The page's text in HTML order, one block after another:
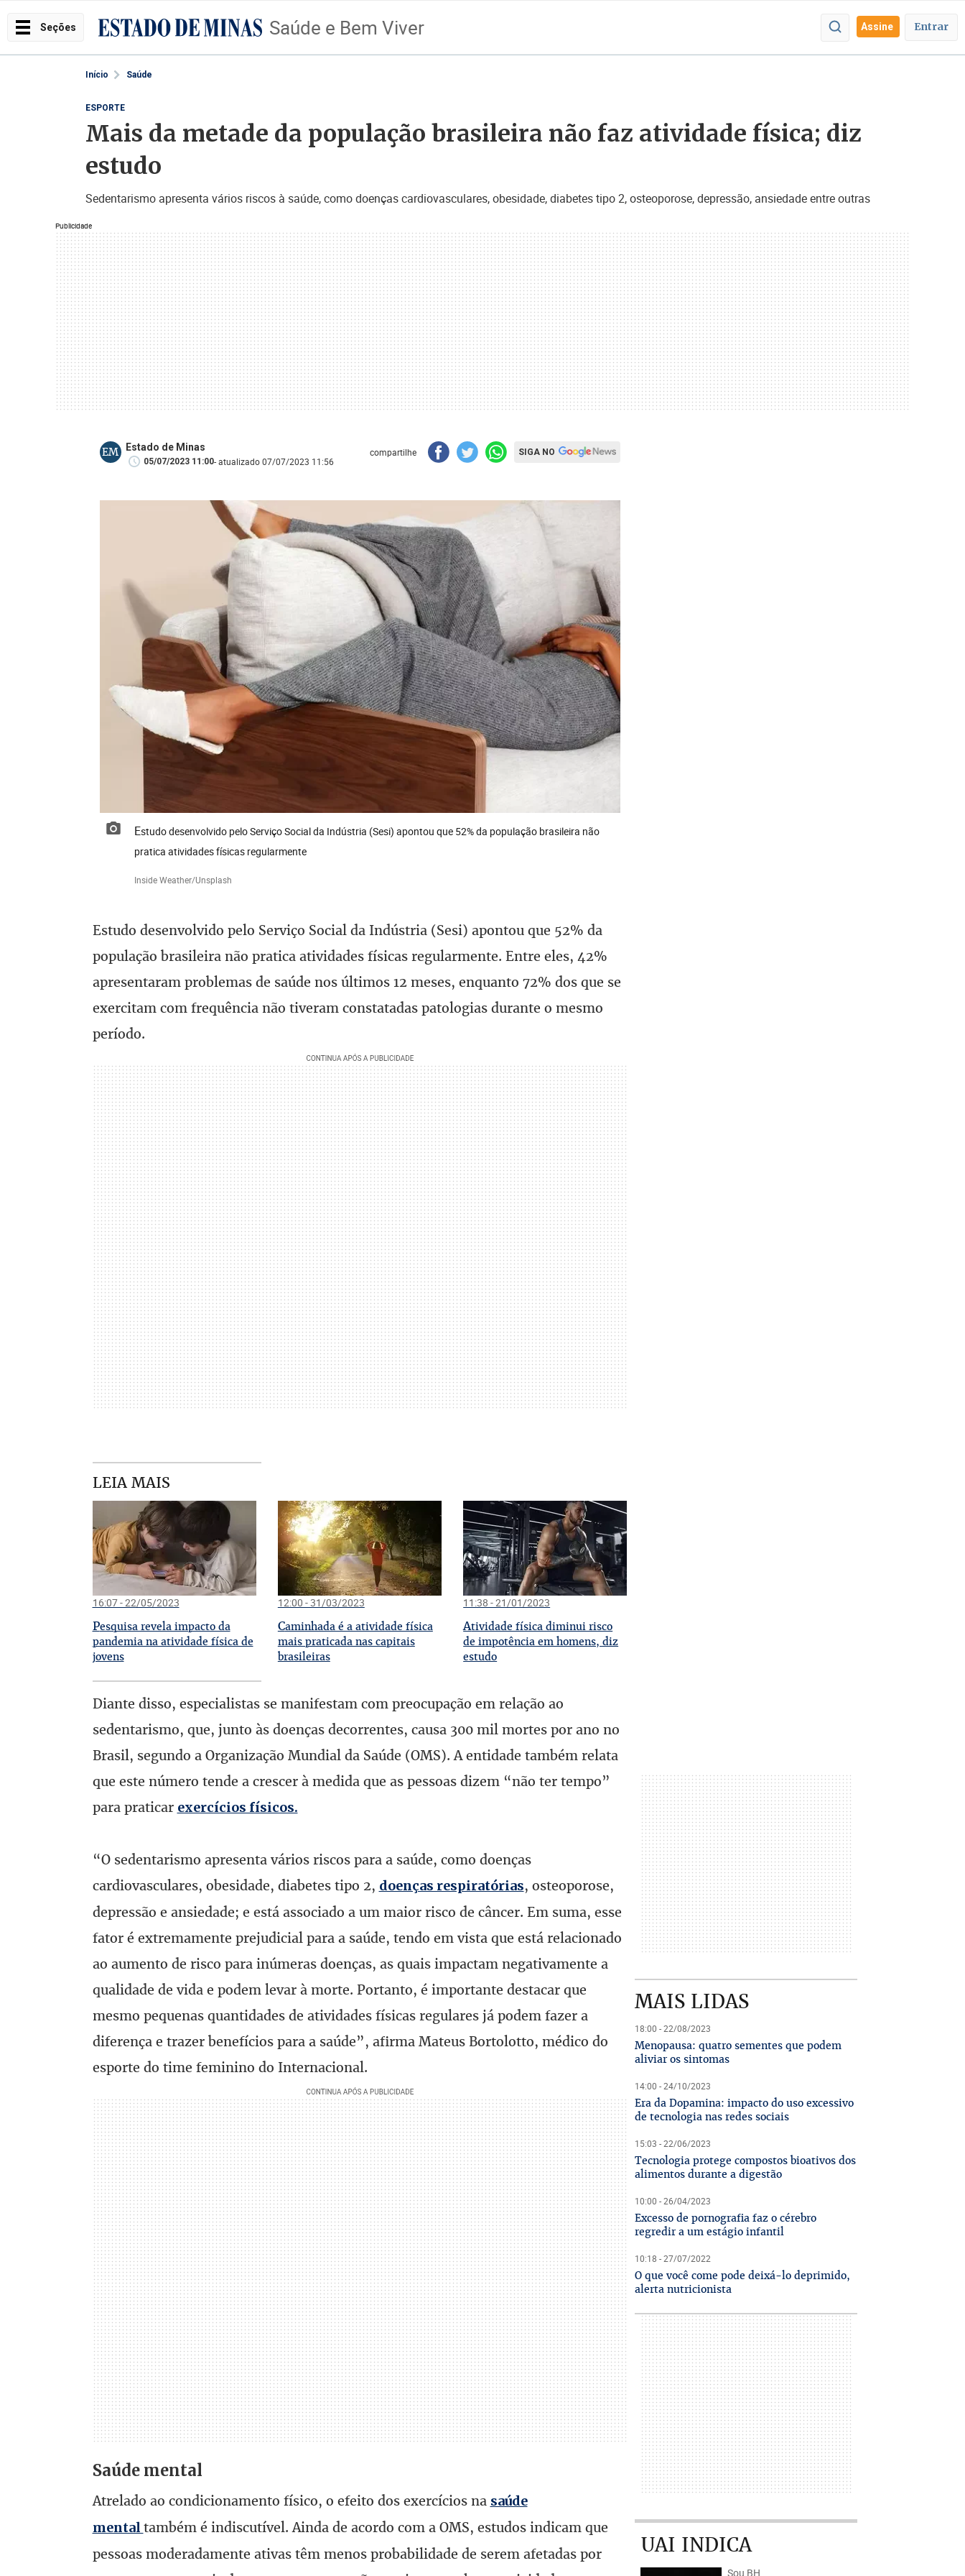
Seções Saúde e Bem Viver Assine Entrar
Início Saúde
Publicidade
ESPORTE
Mais da metade da população brasileira não faz atividade física; diz
estudo
Sedentarismo apresenta vários riscos à saúde, como doenças cardiovasculares, obesidade, diabetes tipo 2, osteoporose, depressão, ansiedade entre outras
EM Estado de Minas
05/07/2023 11:00- atualizado 07/07/2023 11:56
compartilhe SIGA NO
Estudo desenvolvido pelo Serviço Social da Indústria (Sesi) apontou que 52% da população brasileira não
pratica atividades físicas regularmente
Inside Weather/Unsplash
Estudo desenvolvido pelo Serviço Social da Indústria (Sesi) apontou que 52% da
população brasileira não pratica atividades físicas regularmente. Entre eles, 42%
apresentaram problemas de saúde nos últimos 12 meses, enquanto 72% dos que se
exercitam com frequência não tiveram constatadas patologias durante o mesmo
período.
LEIA MAIS
16:07 - 22/05/2023
Pesquisa revela impacto da
pandemia na atividade física de
jovens
12:00 - 31/03/2023
Caminhada é a atividade física
mais praticada nas capitais
brasileiras
11:38 - 21/01/2023
Atividade física diminui risco
de impotência em homens, diz
estudo
Diante disso, especialistas se manifestam com preocupação em relação ao
sedentarismo, que, junto às doenças decorrentes, causa 300 mil mortes por ano no
Brasil, segundo a Organização Mundial da Saúde (OMS). A entidade também relata
que este número tende a crescer à medida que as pessoas dizem “não ter tempo”
para praticar exercícios físicos.
“O sedentarismo apresenta vários riscos para a saúde, como doenças
cardiovasculares, obesidade, diabetes tipo 2, doenças respiratórias, osteoporose,
depressão e ansiedade; e está associado a um maior risco de câncer. Em suma, esse
fator é extremamente prejudicial para a saúde, tendo em vista que está relacionado
ao aumento de risco para inúmeras doenças, as quais impactam negativamente a
qualidade de vida e podem levar à morte. Portanto, é importante destacar que
mesmo pequenas quantidades de atividades físicas regulares já podem fazer a
diferença e trazer benefícios para a saúde”, afirma Mateus Bortolotto, médico do
esporte do time feminino do Internacional.
Saúde mental
Atrelado ao condicionamento físico, o efeito dos exercícios na saúde
mental também é indiscutível. Ainda de acordo com a OMS, estudos indicam que
pessoas moderadamente ativas têm menos probabilidade de serem afetadas por
MAIS LIDAS
18:00 - 22/08/2023
Menopausa: quatro sementes que podem
aliviar os sintomas
14:00 - 24/10/2023
Era da Dopamina: impacto do uso excessivo
de tecnologia nas redes sociais
15:03 - 22/06/2023
Tecnologia protege compostos bioativos dos
alimentos durante a digestão
10:00 - 26/04/2023
Excesso de pornografia faz o cérebro
regredir a um estágio infantil
10:18 - 27/07/2022
O que você come pode deixá-lo deprimido,
alerta nutricionista
UAI INDICA
Sou BH